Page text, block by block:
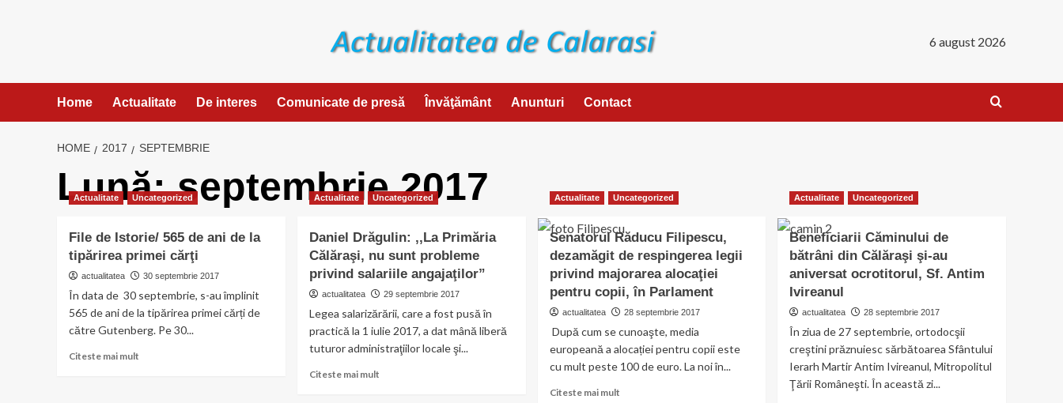
6 august 2026
Home Actualitate De interes Comunicate de presă Învăţământ Anunturi Contact
HOME 2017 SEPTEMBRIE
Lună:septembrie 2017
Actualitate Uncategorized
File de Istorie/ 565 de ani de la
tipărirea primei cărţi
actualitatea 30 septembrie 2017
În data de 30 septembrie, s-au împlinit
565 de ani de la tipărirea primei cărți de
către Gutenberg. Pe 30...
Citeste mai mult
Actualitate Uncategorized
Daniel Drăgulin: ,,La Primăria
Călăraşi, nu sunt probleme
privind salariile angajaţilor”
actualitatea 29 septembrie 2017
Legea salarizărării, care a fost pusă în
practică la 1 iulie 2017, a dat mână liberă
tuturor administraţiilor locale şi...
Citeste mai multRead
Actualitate Uncategorized
Senatorul Răducu Filipescu,
dezamăgit de respingerea legii
privind majorarea alocaţiei
pentru copii, în Parlament
actualitatea 28 septembrie 2017
După cum se cunoaşte, media
europeană a alocației pentru copii este
cu mult peste 100 de euro. La noi în...
Citeste mai multRead
Actualitate Uncategorized
Beneficiarii Căminului de
bătrâni din Călăraşi şi-au
aniversat ocrotitorul, Sf. Antim
Ivireanul
actualitatea 28 septembrie 2017
În ziua de 27 septembrie, ortodocşii
creştini prăznuiesc sărbătoarea Sfântului
Ierarh Martir Antim Ivireanul, Mitropolitul
Ţării Româneşti. În această zi...